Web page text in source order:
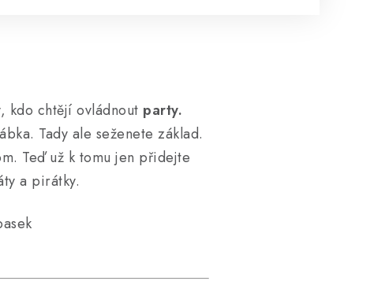
kdo chtějí ovládnout party.
Tady ale seženete základ.
Teď už k tomu jen přidejte
a pirátky.